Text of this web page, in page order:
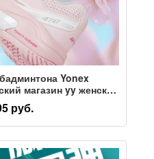
Yonex
магазин yy женская
обувь для
SHB470
руб.